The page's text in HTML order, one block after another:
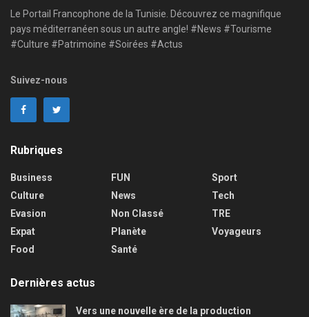
Le Portail Francophone de la Tunisie. Découvrez ce magnifique
pays méditerranéen sous un autre angle! #News #Tourisme
#Culture #Patrimoine #Soirées #Actus
Suivez-nous
Rubriques
Business
Culture
Evasion
Expat
Food
FUN
News
Non Classé
Planète
Santé
Sport
Tech
TRE
Voyageurs
Dernières actus
Vers une nouvelle ère de la production